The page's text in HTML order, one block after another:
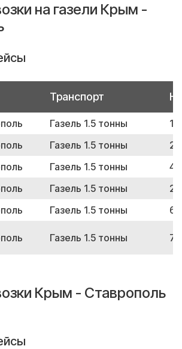
на газели Крым -
Транспорт
Газель 1.5 тонны
Газель 1.5 тонны
Газель 1.5 тонны
Газель 1.5 тонны
Газель 1.5 тонны
Газель 1.5 тонны
Крым - Ставрополь